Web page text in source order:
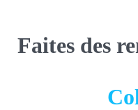
Faites des